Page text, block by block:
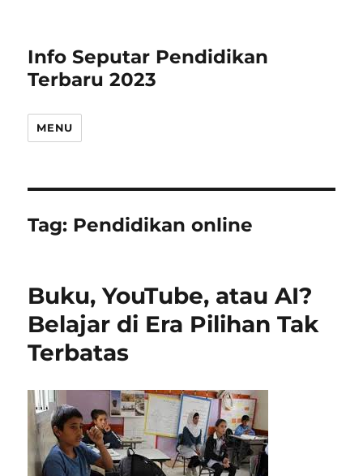
Info Seputar Pendidikan
Terbaru 2023
MENU
Tag: Pendidikan online
Buku, YouTube, atau AI?
Belajar di Era Pilihan Tak
Terbatas